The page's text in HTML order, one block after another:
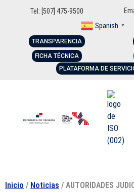
Tel: [507] 475-9500
Spanish ▼
TRANSPARENCIA
FICHA TÉCNICA
PLATAFORMA DE
Inicio / Noticias / AUTORIDADES